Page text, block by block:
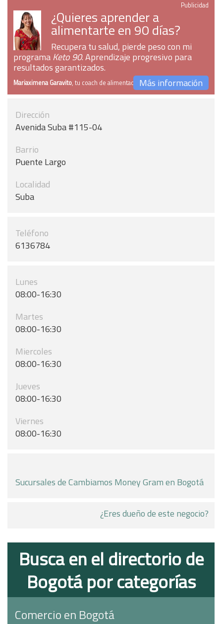
Publicidad
¿Quieres aprender a
alimentarte en 90 días?
Recupera tu salud, pierde peso con mi
programaKeto 90. Aprendizaje progresivo para
resultados garantizados.
Mariaximena Garavito, tu coach de alimentaciónMás información
Dirección
Avenida Suba #115-04
Barrio
Puente Largo
Localidad
Suba
Teléfono
6136784
Lunes
08:00-16:30
Martes
08:00-16:30
Miercoles
08:00-16:30
Jueves
08:00-16:30
Viernes
08:00-16:30
Sucursales de Cambiamos Money Gram en Bogotá
¿Eres dueño de este negocio?
Busca en el directorio de
Bogotá por categorías
Comercio en Bogotá